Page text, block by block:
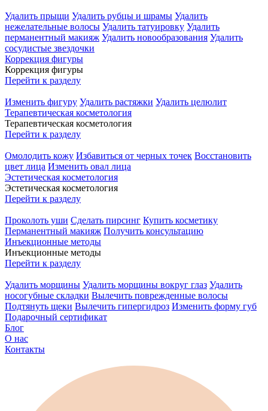
Удалить прыщи Удалить рубцы и шрамы Удалить
нежелательные волосы Удалить татуировку Удалить
перманентный макияж Удалить новообразования Удалить
сосудистые звездочки
Коррекция фигуры
Коррекция фигуры
Перейти к разделу
Изменить фигуру Удалить растяжки Удалить целюлит
Терапевтическая косметология
Терапевтическая косметология
Перейти к разделу
Омолодить кожу Избавиться от черных точек Восстановить
цвет лица Изменить овал лица
Эстетическая косметология
Эстетическая косметология
Перейти к разделу
Проколоть уши Сделать пирсинг Купить косметику
Перманентный макияж Получить консультацию
Инъекционные методы
Инъекционные методы
Перейти к разделу
Удалить морщины Удалить морщины вокруг глаз Удалить
носогубные складки Вылечить поврежденные волосы
Подтянуть щеки Вылечить гипергидроз Изменить форму губ
Подарочный сертификат
Блог
О нас
Контакты